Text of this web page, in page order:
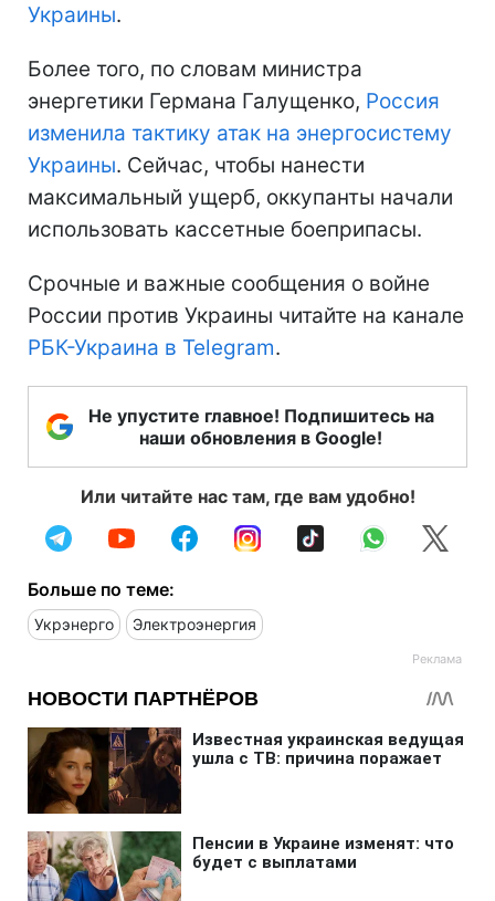
Украины.
Более того, по словам министра
энергетики Германа Галущенко, Россия
изменила тактику атак на энергосистему
Украины. Сейчас, чтобы нанести
максимальный ущерб, оккупанты начали
использовать кассетные боеприпасы.
Срочные и важные сообщения о войне
России против Украины читайте на канале
РБК-Украина в Telegram.
Не упустите главное! Подпишитесь на
наши обновления в Google!
Или читайте нас там, где вам удобно!
Больше по теме:
Укрэнерго Электроэнергия